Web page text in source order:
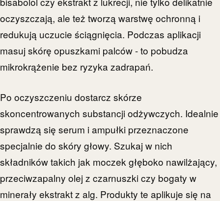
oczyszczają, ale też tworzą warstwę ochronną i
redukują uczucie ściągnięcia. Podczas aplikacji
masuj skórę opuszkami palców - to pobudza
mikrokrążenie bez ryzyka zadrapań.
Po oczyszczeniu dostarcz skórze
skoncentrowanych substancji odżywczych. Idealnie
sprawdzą się serum i ampułki przeznaczone
specjalnie do skóry głowy. Szukaj w nich
składników takich jak moczek głęboko nawilżający,
przeciwzapalny olej z czarnuszki czy bogaty w
minerały ekstrakt z alg. Produkty te aplikuje się na